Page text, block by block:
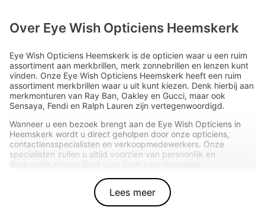
Over Eye Wish Opticiens Heemskerk
Eye Wish Opticiens Heemskerk is de opticien waar u een ruim
assortiment aan merkbrillen, merk zonnebrillen en lenzen kunt
vinden. Onze Eye Wish Opticiens Heemskerk heeft een ruim
assortiment merkbrillen waar u uit kunt kiezen. Denk hierbij aan
merkmonturen van Ray Ban, Oakley en Gucci, maar ook
Sensaya, Fendi en Ralph Lauren zijn vertegenwoordigd.
Wanneer u een bezoek brengt aan de Eye Wish Opticiens in
Heemskerk wordt u direct geholpen door onze opticiens,
contactlensspecialisten en verkoopmedewerkers. Onze
specialisten zullen u altijd voorzien van persoonlijk en
Bel ons gerust even op het volgende nummer: 0251-
232643.Onze opticiens staan u graag te woord. Wilt U liever
Lees meer